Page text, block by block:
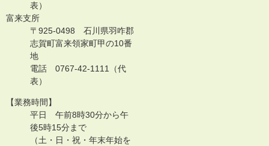
表）
富来支所
〒925-0498 石川県羽咋郡
志賀町富来領家町甲の10番
地
電話 0767-42-1111（代
表）
【業務時間】
平日 午前8時30分から午
後5時15分まで
（土・日・祝・年末年始を